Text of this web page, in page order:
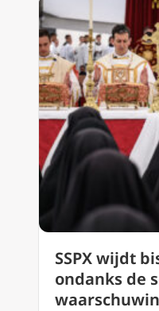
SSPX wijdt
ondanks de